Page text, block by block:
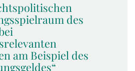
des
am Beispiel des